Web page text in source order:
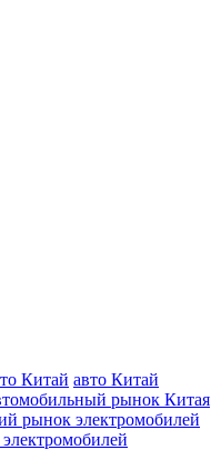
Китай авто Китай
рынок Китая
рынок электромобилей